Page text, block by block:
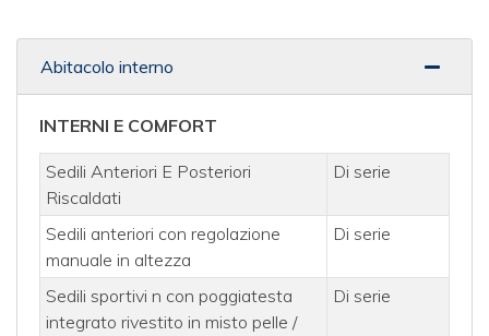
Abitacolo interno
INTERNI E COMFORT
Sedili Anteriori E Posteriori
Riscaldati
Di serie
Sedili anteriori con regolazione
manuale in altezza
Di serie
Sedili sportivi n con poggiatesta
integrato rivestito in misto pelle /
Di serie